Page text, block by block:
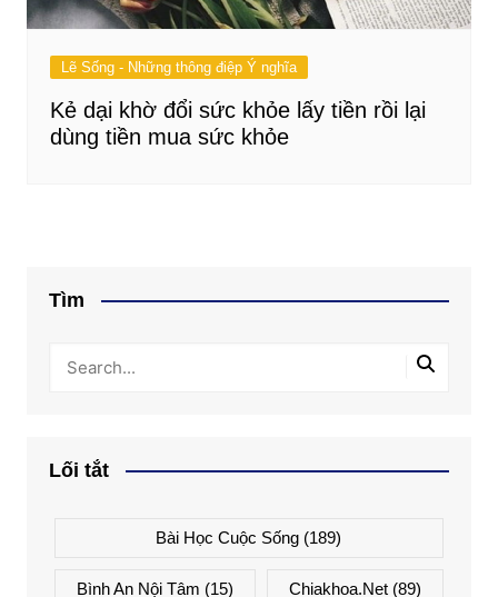
Lẽ Sống - Những thông điệp Ý nghĩa
Kẻ dại khờ đổi sức khỏe lấy tiền rồi lại
dùng tiền mua sức khỏe
Tìm
Lối tắt
Bài Học Cuộc Sống (189)
Bình An Nội Tâm (15) Chiakhoa.net (89)